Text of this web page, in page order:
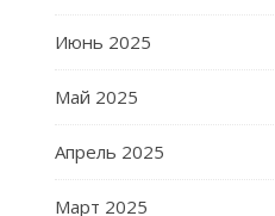
Июнь 2025
Май 2025
Апрель 2025
Март 2025